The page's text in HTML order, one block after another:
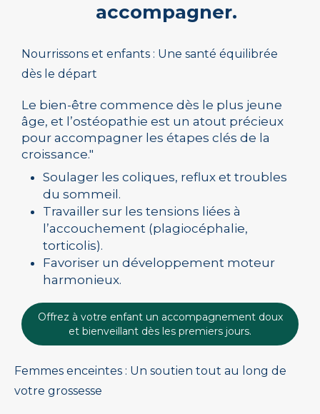
accompagner.
Nourrissons et enfants : Une santé équilibrée
dès le départ
Le bien-être commence dès le plus jeune
âge, et l’ostéopathie est un atout précieux
pour accompagner les étapes clés de la
croissance."
Soulager les coliques, reflux et troubles
du sommeil.
Travailler sur les tensions liées à
l’accouchement (plagiocéphalie,
torticolis).
Favoriser un développement moteur
harmonieux.
Offrez à votre enfant un accompagnement doux
et bienveillant dès les premiers jours.
Femmes enceintes : Un soutien tout au long de
votre grossesse